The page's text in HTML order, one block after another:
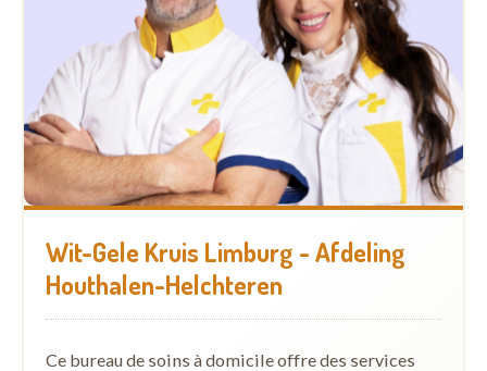
Wit-Gele Kruis Limburg - Afdeling
Houthalen-Helchteren
Ce bureau de soins à domicile offre des services